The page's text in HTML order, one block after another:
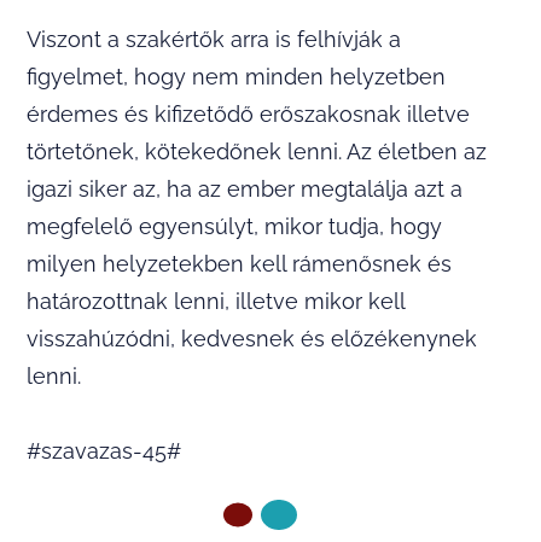
Viszont a szakértők arra is felhívják a
figyelmet, hogy nem minden helyzetben
érdemes és kifizetődő erőszakosnak illetve
törtetőnek, kötekedőnek lenni. Az életben az
igazi siker az, ha az ember megtalálja azt a
megfelelő egyensúlyt, mikor tudja, hogy
milyen helyzetekben kell rámenősnek és
határozottnak lenni, illetve mikor kell
visszahúzódni, kedvesnek és előzékenynek
lenni.
#szavazas-45#